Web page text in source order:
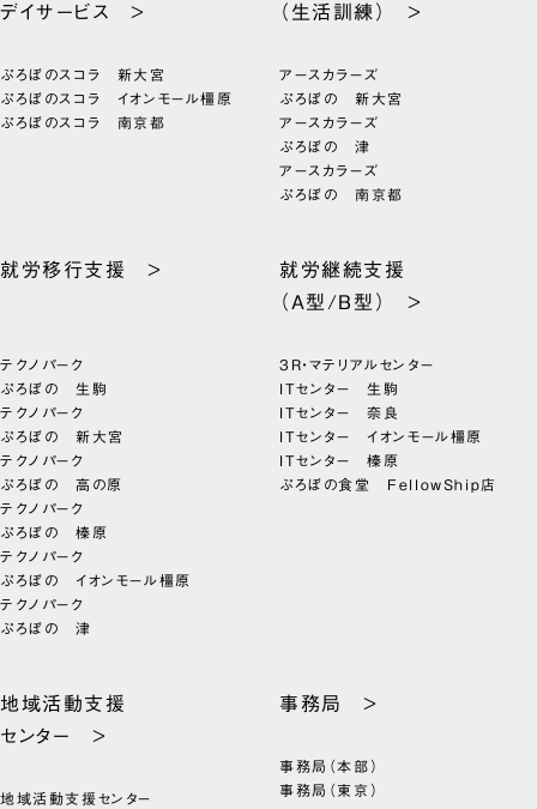
デイサービス >
ぷろぼのスコラ 新大宮
ぷろぼのスコラ イオンモール橿原
ぷろぼのスコラ 南京都
（生活訓練） >
アースカラーズ
ぷろぼの 新大宮
アースカラーズ
ぷろぼの 津
アースカラーズ
ぷろぼの 南京都
就労移行支援 >
テクノパーク
ぷろぼの 生駒
テクノパーク
ぷろぼの 新大宮
テクノパーク
ぷろぼの 高の原
テクノパーク
ぷろぼの 榛原
テクノパーク
ぷろぼの イオンモール橿原
テクノパーク
ぷろぼの 津
就労継続支援
（A型/B型） >
3R・マテリアルセンター
ITセンター 生駒
ITセンター 奈良
ITセンター イオンモール橿原
ITセンター 榛原
ぷろぼの食堂 FellowShip店
地域活動支援
センター >
地域活動支援センター
事務局 >
事務局（本部）
事務局（東京）